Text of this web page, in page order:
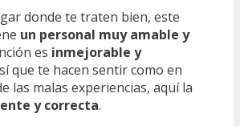
donde te traten bien, este
un personal muy amable y
es inmejorable y
que te hacen sentir como en
las malas experiencias, aquí la
y correcta.